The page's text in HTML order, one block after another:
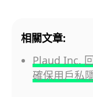
相關文章:
Plaud Inc.
確保用戶私